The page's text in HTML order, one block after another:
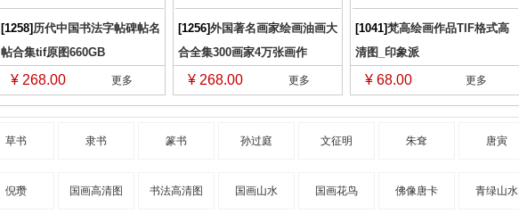
[1258] 历代中国书法字帖碑帖名
帖合集tif原图660GB
¥ 268.00 更多
[1256]外国著名画家绘画油画大
合全集300画家4万张画作
¥ 268.00 更多
[1041]梵高绘画作品TIF格式高
清图_印象派
¥ 68.00 更多
草书 隶书 篆书 孙过庭 文征明 朱耷 唐寅
倪瓒 国画高清图 书法高清图 国画山水 国画花鸟 佛像唐卡 青绿山水